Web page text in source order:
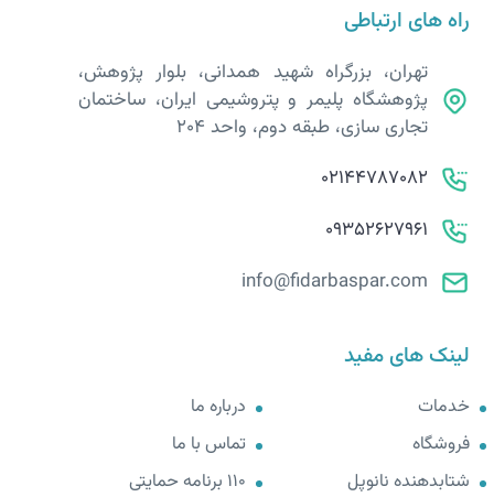
راه های ارتباطی
تهران، بزرگراه شهید همدانی، بلوار پژوهش،
پژوهشگاه پلیمر و پتروشیمی ایران، ساختمان
تجاری سازی، طبقه دوم، واحد 204
02144787082
09352627961
info@fidarbaspar.com
لینک های مفید
خدمات
فروشگاه
شتابدهنده نانوپل
درباره ما
تماس با ما
110 برنامه حمایتی